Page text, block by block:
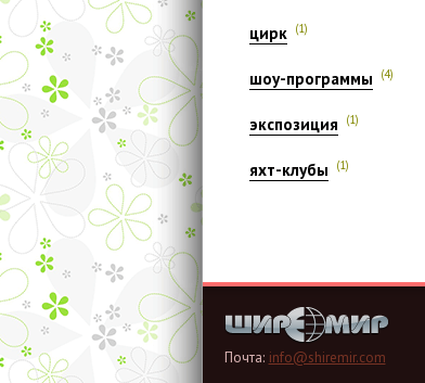
цирк (1)
шоу-программы (4)
экспозиция (1)
яхт-клубы (1)
Почта: info@shiremir.com